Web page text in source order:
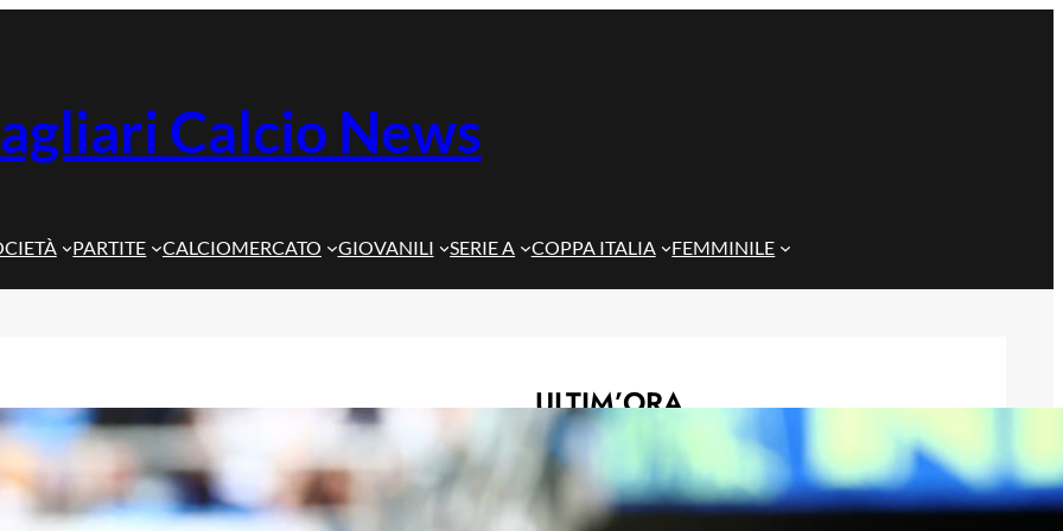
Calcio News
PARTITE CALCIOMERCATO GIOVANILI SERIE A COPPA ITALIA FEMMINILE
ULTIM’ORA
Birsa compie 40 anni: il bilancio delle
sue due stagioni al Cagliari
7 Agosto 2026